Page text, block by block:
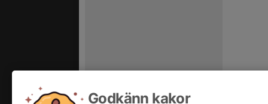
Godkänn kakor